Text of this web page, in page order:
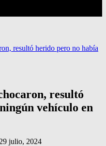
resultó herido pero no había
resultó
vehículo en
29 julio, 2024